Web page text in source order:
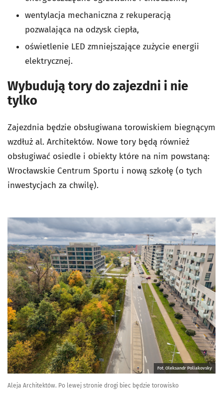
wentylacja mechaniczna z rekuperacją
pozwalająca na odzysk ciepła,
oświetlenie LED zmniejszające zużycie energii
elektrycznej.
Wybudują tory do zajezdni i nie
tylko
Zajezdnia będzie obsługiwana torowiskiem biegnącym
wzdłuż al. Architektów. Nowe tory będą również
obsługiwać osiedle i obiekty które na nim powstaną:
Wrocławskie Centrum Sportu i nową szkołę (o tych
inwestycjach za chwilę).
Fot. Oleksandr Poliakovsky
Aleja Architektów. Po lewej stronie drogi biec będzie torowisko